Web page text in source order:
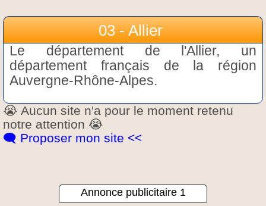
03 - Allier
Le département de l'Allier, un
département français de la région
Auvergne-Rhône-Alpes.
😭 Aucun site n'a pour le moment retenu
notre attention 😭
🗨️ Proposer mon site <<
Annonce publicitaire 1